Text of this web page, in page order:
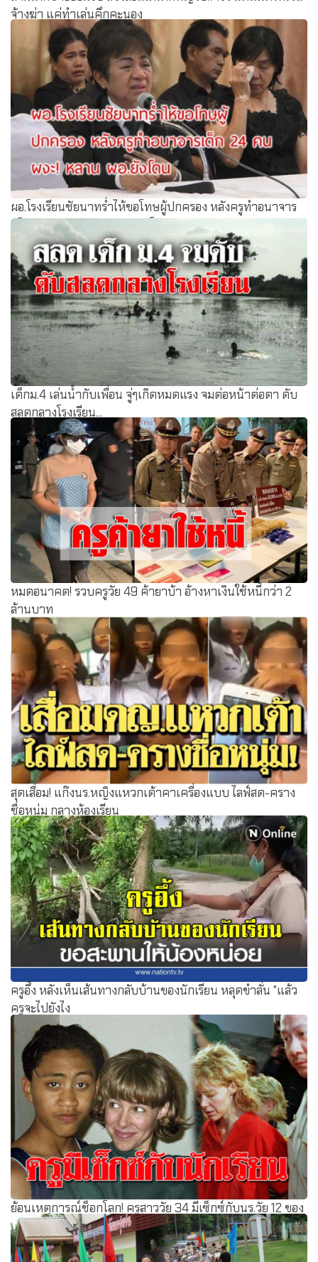
จ้างฆ่า แค่ทำเล่นคึกคะนอง
ผอ.โรงเรียนชัยนาทร่ำไห้ขอโทษผู้ปกครอง หลังครูทำอนาจาร
เด็ก 24 คน ผงะ! หลาน ผอ.ยังโดน
เด็กม.4 เล่นน้ำกับเพื่อน จู่ๆเกิดหมดแรง จมต่อหน้าต่อตา ดับ
สลดกลางโรงเรียน...
หมดอนาคต! รวบครูวัย 49 ค้ายาบ้า อ้างหาเงินใช้หนี้กว่า 2
ล้านบาท
สุดเสื่อม! แก๊งนร.หญิงแหวกเต้าคาเครื่องแบบ ไลฟ์สด-คราง
ชื่อหนุ่ม กลางห้องเรียน
ครูอึ้ง หลังเห็นเส้นทางกลับบ้านของนักเรียน หลุดขำลั่น "แล้ว
ครูจะไปยังไง
ย้อนเหตุการณ์ช็อกโลก! ครูสาววัย 34 มีเซ็กซ์กับนร.วัย 12 ของ
ตัวเอง